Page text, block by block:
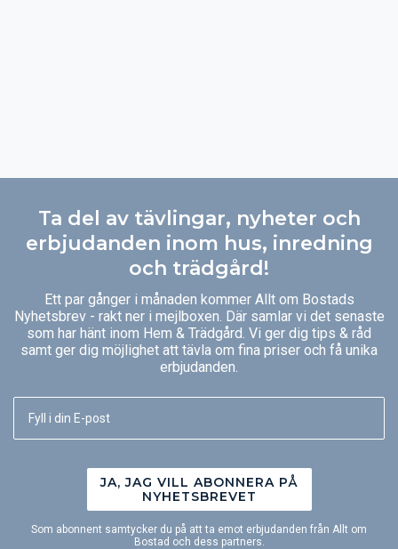
Ta del av tävlingar, nyheter och
erbjudanden inom hus, inredning
och trädgård!
Ett par gånger i månaden kommer Allt om Bostads
Nyhetsbrev - rakt ner i mejlboxen. Där samlar vi det senaste
som har hänt inom Hem & Trädgård. Vi ger dig tips & råd
samt ger dig möjlighet att tävla om fina priser och få unika
erbjudanden.
JA, JAG VILL ABONNERA PÅ
NYHETSBREVET
Som abonnent samtycker du på att ta emot erbjudanden från Allt om
Bostad och dess partners.